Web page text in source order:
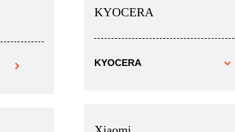
KYOCERA
KYOCERA